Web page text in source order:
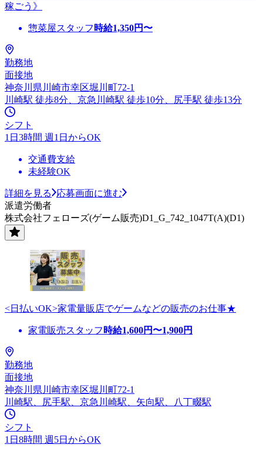
稼ごう》
惣菜屋スタッフ 時給1,350円〜
勤務地
面接地
神奈川県川崎市幸区堀川町72-1
川崎駅 徒歩8分、京急川崎駅 徒歩10分、尻手駅 徒歩13分
シフト
1日3時間 週1日からOK
交通費支給
未経験OK
詳細を見る
応募画面に進む
派遣労働者
株式会社フェローズ(ゲーム販売)D1_G_742_1047T(A)(D1)
<日払いOK>家電量販店でゲームなどの販売のお仕事★
家電販売スタッフ 時給1,600円〜1,900円
勤務地
面接地
神奈川県川崎市幸区堀川町72-1
川崎駅、尻手駅、京急川崎駅、矢向駅、八丁畷駅
シフト
1日8時間 週5日からOK